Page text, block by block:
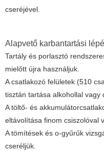
cseréjével.
Alapvető karbantartási
Tartály és porlasztó
mielőtt újra használjuk.
A csatlakozó felületek (510
tisztán tartása alkohollal vagy
A töltő- és
eltávolítása finom csiszolóval
A tömítések és o-gyűrűk
cseréljük.